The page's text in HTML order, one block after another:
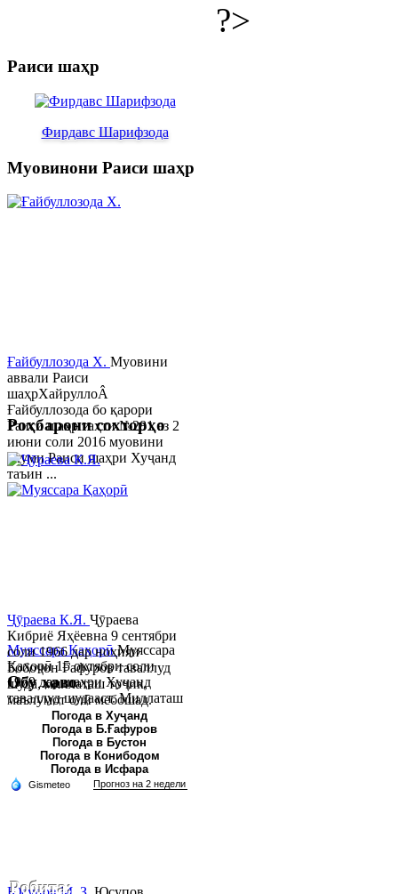
?>
Раиси шаҳр
Фирдавс Шарифзода
Муовинони Раиси шаҳр
Ғайбуллозода Х. Муовини
аввали Раиси
шаҳрХайруллоÂ
Ғайбуллозода бо қарори
Раиси шаҳр таҳти №281 аз 2
июни соли 2016 муовини
якуми Раиси шаҳри Хуҷанд
таъин ...
Муяссара ҚаҳорӣМуяссара
Қаҳорӣ 15 октябри соли
1979 дар шаҳри Хуҷанд
таваллуд шудааст. Миллаташ
тоҷик. Маълумот олӣ. Соли
2002 Донишгоҳи давлатии
Хуҷанд ба...
Роҳбарони сохторҳо
Ҷӯраева К.Я. Ҷӯраева
Кибриё Яҳёевна 9 сентябри
соли 1966 дар ноҳияи
Бобоҷон Ғафуров таваллуд
шуда, миллаташ тоҷик,
маълумот олӣ мебошад.
Соли 1997 Донишг...
Обу хаво
Погода в Хуҷанд
Погода в Б.Ғафуров
Погода в Бустон
Погода в Конибодом
Погода в Исфара
Робита: